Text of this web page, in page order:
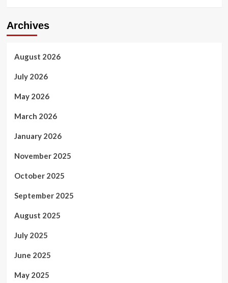
Archives
August 2026
July 2026
May 2026
March 2026
January 2026
November 2025
October 2025
September 2025
August 2025
July 2025
June 2025
May 2025